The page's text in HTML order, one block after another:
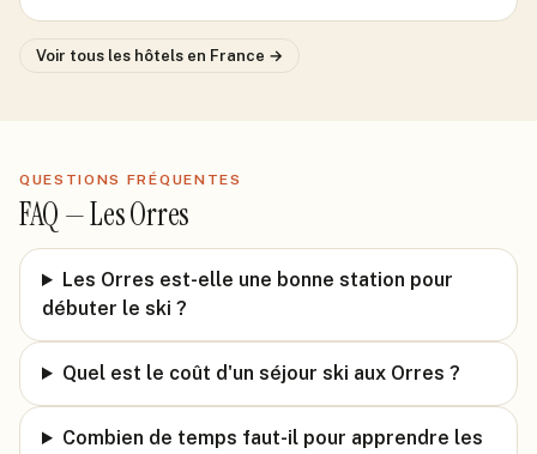
Voir tous les hôtels en France →
QUESTIONS FRÉQUENTES
FAQ —Les Orres
Les Orres est-elle une bonne station pour
débuter le ski ?
Quel est le coût d'un séjour ski aux Orres ?
Combien de temps faut-il pour apprendre les